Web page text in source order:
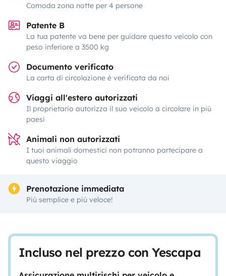
Comoda zona notte per 4 persone
Patente B
La tua patente va bene per guidare questo veicolo con
peso inferiore a 3500 kg
Documento verificato
La carta di circolazione è verificata da noi
Viaggi all'estero autorizzati
Il proprietario autorizza il suo veicolo a circolare in più
paesi
Animali non autorizzati
I tuoi animali domestici non potranno partecipare a
questo viaggio
Prenotazione immediata
Più semplice e più veloce!
Incluso nel prezzo con Yescapa